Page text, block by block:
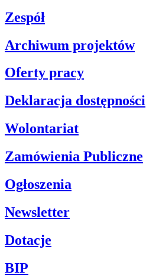
Zespół
Archiwum projektów
Oferty pracy
Deklaracja dostępności
Wolontariat
Zamówienia Publiczne
Ogłoszenia
Newsletter
Dotacje
BIP